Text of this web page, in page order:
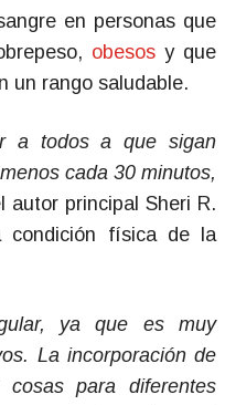
en personas que
obesos y que
un rango saludable.
a todos a que sigan
cada 30 minutos,
autor principal Sheri R.
condición física de la
ya que es muy
La incorporación de
para diferentes